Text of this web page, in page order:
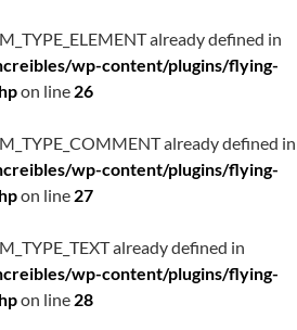
already defined in
wp-content/plugins/flying-
on line 26
already defined in
wp-content/plugins/flying-
on line 27
already defined in
wp-content/plugins/flying-
on line 28